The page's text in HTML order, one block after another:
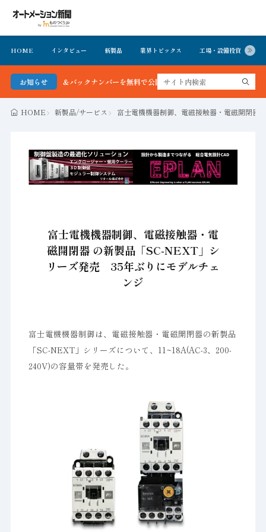
HOME インタビュー 新製品 業界トピックス 工場・設備投資
お知らせ
最新号＆バックナンバーを無料で公開中 詳細はこちら
HOME 新製品/サービス 富士電機機器制御、電磁接触器・電磁開閉
富士電機機器制御、電磁接触器・電
磁開閉器 の新製品「SC-NEXT」シ
リーズ発売 35年ぶりにモデルチェ
ンジ
富士電機機器制御は、電磁接触器・電磁開閉器の新製品
「SC-NEXT」シリーズについて、11~18A(AC-3、200-
240V)の容量帯を発売した。